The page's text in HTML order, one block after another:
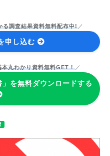
る調査結果資料無料配布中!／
申し込む
本丸わかり資料無料GET！ ／
を無料ダウンロードする